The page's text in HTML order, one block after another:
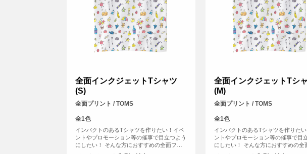
全面インクジェットTシャツ
(S)
全面プリント / TOMS
全1色
インパクトのあるTシャツを作りたい！イベ
ントやプロモーション等の催事で目立つよう
にしたい！ そんな方におすすめの全面フル
カラープリントできるTシャツです。首元か
全面インクジェットTシ
(M)
全面プリント / TOMS
全1色
インパクトのあるTシャツを作りた
ントやプロモーション等の催事で目
にしたい！ そんな方におすすめの全
カラープリントできるTシャツです。